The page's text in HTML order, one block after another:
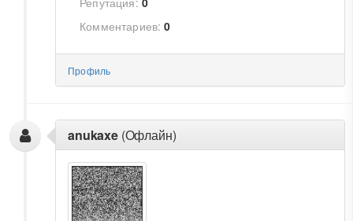
Комментариев: 0
Профиль
anukaxe(Офлайн)